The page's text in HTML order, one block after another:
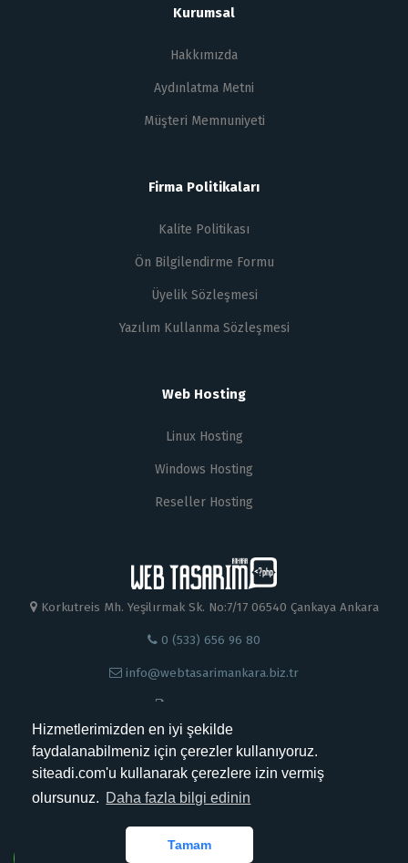
Hizmetlerimizden en iyi şekilde
faydalanabilmeniz için çerezler kullanıyoruz.
siteadi.com'u kullanarak çerezlere izin vermiş
olursunuz. Daha fazla bilgi edinin
Tamam
Kurumsal
Hakkımızda
Aydınlatma Metni
Müşteri Memnuniyeti
Firma Politikaları
Kalite Politikası
Ön Bilgilendirme Formu
Üyelik Sözleşmesi
Yazılım Kullanma Sözleşmesi
Web Hosting
Linux Hosting
Windows Hosting
Reseller Hosting
Korkutreis Mh. Yeşilırmak Sk. No:7/17 06540 Çankaya Ankara
0 (533) 656 96 80
info@webtasarimankara.biz.tr
Kabul Ettiğimiz Ödemeler